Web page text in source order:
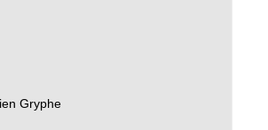
Gryphe